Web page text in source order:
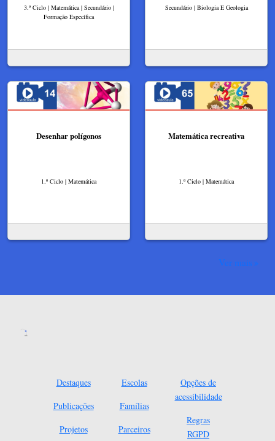
3.º Ciclo | Matemática | Secundário |
Formação Específica
Secundário | Biologia E Geologia
Desenhar polígonos
1.º Ciclo | Matemática
Matemática recreativa
1.º Ciclo | Matemática
Ver mais
Destaques
Publicações
Projetos
Escolas
Famílias
Parceiros
Opções de
acessibilidade
Regras
RGPD